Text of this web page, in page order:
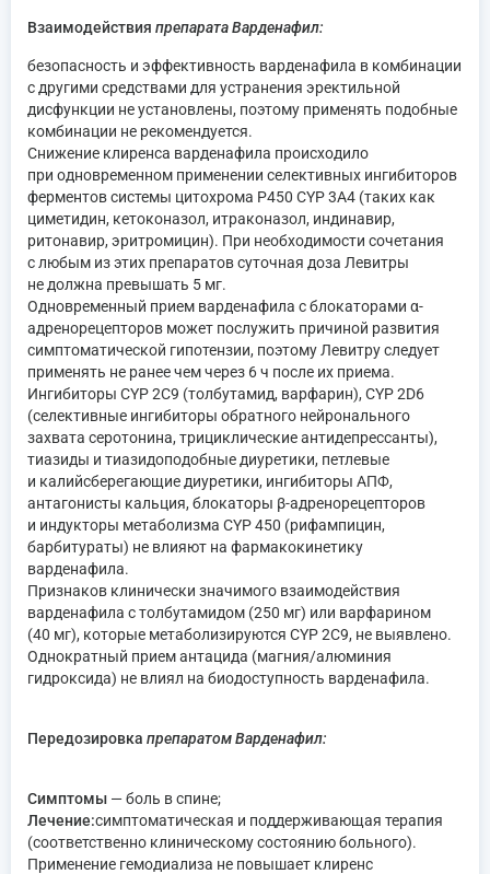
Взаимодействия препарата Варденафил:
безопасность и эффективность варденафила в комбинации
с другими средствами для устранения эректильной
дисфункции не установлены, поэтому применять подобные
комбинации не рекомендуется.
Снижение клиренса варденафила происходило
при одновременном применении селективных ингибиторов
ферментов системы цитохрома Р450 CYP 3A4 (таких как
циметидин, кетоконазол, итраконазол, индинавир,
ритонавир, эритромицин). При необходимости сочетания
с любым из этих препаратов суточная доза Левитры
не должна превышать 5 мг.
Одновременный прием варденафила с блокаторами α-
адренорецепторов может послужить причиной развития
симптоматической гипотензии, поэтому Левитру следует
применять не ранее чем через 6 ч после их приема.
Ингибиторы CYP 2C9 (толбутамид, варфарин), CYP 2D6
(селективные ингибиторы обратного нейронального
захвата серотонина, трициклические антидепрессанты),
тиазиды и тиазидоподобные диуретики, петлевые
и калийсберегающие диуретики, ингибиторы АПФ,
антагонисты кальция, блокаторы β-адренорецепторов
и индукторы метаболизма CYP 450 (рифампицин,
барбитураты) не влияют на фармакокинетику
варденафила.
Признаков клинически значимого взаимодействия
варденафила с толбутамидом (250 мг) или варфарином
(40 мг), которые метаболизируются CYP 2C9, не выявлено.
Однократный прием антацида (магния/алюминия
гидроксида) не влиял на биодоступность варденафила.
Передозировка препаратом Варденафил:
Симптомы — боль в спине;
Лечение:симптоматическая и поддерживающая терапия
(соответственно клиническому состоянию больного).
Применение гемодиализа не повышает клиренс